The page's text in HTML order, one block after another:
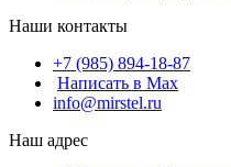
Наши контакты
+7 (985) 894-18-87
Написать в Max
info@mirstel.ru
Наш адрес